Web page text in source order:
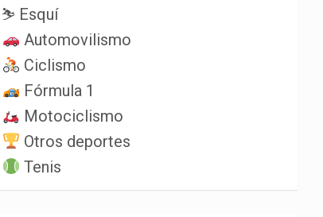
⛷️ Esquí
Automovilismo
Ciclismo
Fórmula 1
Motociclismo
Otros deportes
Tenis